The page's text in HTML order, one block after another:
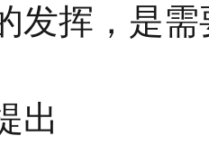
发挥，是
出